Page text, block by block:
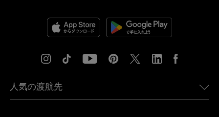
人気の渡航先